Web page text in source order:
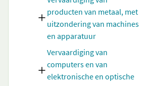
producten van metaal, met
uitzondering van machines
en apparatuur
Vervaardiging van
computers en van
elektronische en optische